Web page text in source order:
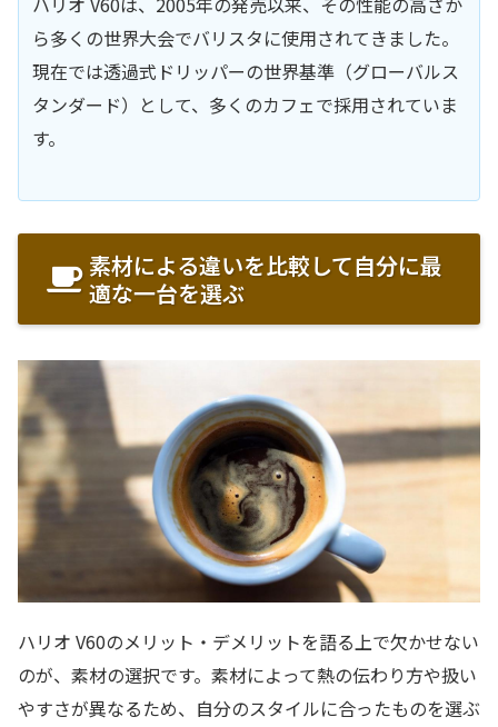
ら多くの世界大会でバリスタに使用されてきました。
現在では透過式ドリッパーの世界基準（グローバルス
タンダード）として、多くのカフェで採用されていま
す。
素材による違いを比較して自分に最
適な一台を選ぶ
ハリオ V60のメリット・デメリットを語る上で欠かせない
のが、素材の選択です。素材によって熱の伝わり方や扱い
やすさが異なるため、自分のスタイルに合ったものを選ぶ